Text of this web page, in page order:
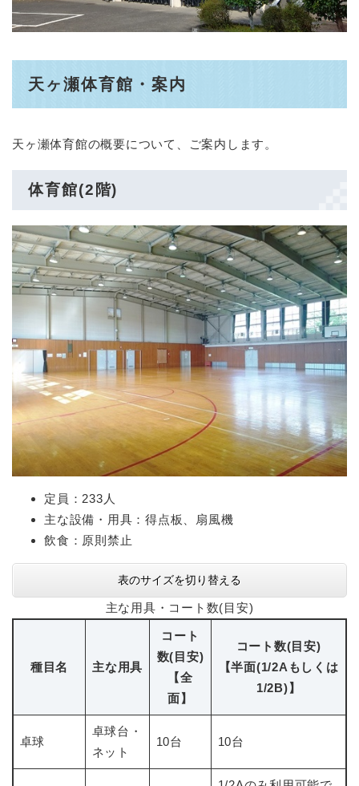
天ヶ瀬体育館・案内
天ヶ瀬体育館の概要について、ご案内します。
体育館(2階)
定員：233人
主な設備・用具：得点板、扇風機
飲食：原則禁止
表のサイズを切り替える
主な用具・コート数(目安)
種目名 主な用具
コート
数(目安)
【全
面】
コート数(目安)
【半面(1/2Aもしくは
1/2B)】
卓球
卓球台・
ネット
10台 10台